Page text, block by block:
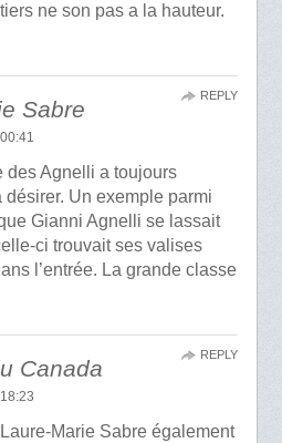
ne son pas a la hauteur.
Sabre
des Agnelli a toujours
désirer. Un exemple parmi
Gianni Agnelli se lassait
ci trouvait ses valises
l’entrée. La grande classe
REPLY
Canada
Marie Sabre également
REPLY